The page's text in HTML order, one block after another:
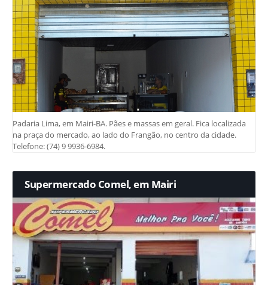
Padaria Lima, em Mairi-BA. Pães e massas em geral. Fica localizada
na praça do mercado, ao lado do Frangão, no centro da cidade.
Telefone: (74) 9 9936-6984.
Supermercado Comel, em Mairi